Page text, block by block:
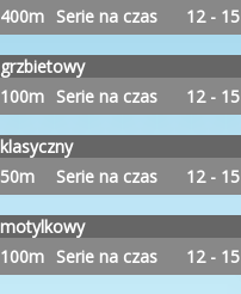
400m Serie na czas 12 - 15
grzbietowy
100m Serie na czas 12 - 15
klasyczny
50m
Serie na czas 12 - 15
motylkowy
100m Serie na czas 12 - 15